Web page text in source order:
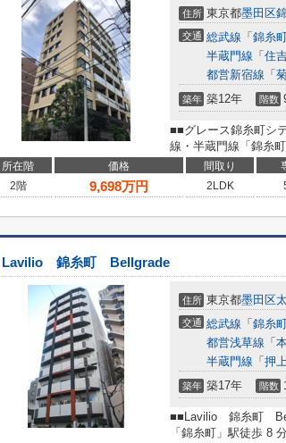
住所 東京都墨田区
交通 総武線 「 錦糸
半蔵門線 「 住
都営新宿線 「
築年 築12年 階数
■■グレース錦糸町シ
線・半蔵門線「錦糸
所在階 価格 間取り
2階
9,698万円 2LDK
Lavilio 錦糸町 Bellgrade
住所 東京都墨田区
交通 総武線 「 錦糸
都営浅草線 「
半蔵門線 「 押
築年 築17年 階数
■■Lavilio 錦糸町
「錦糸町」駅徒歩 8